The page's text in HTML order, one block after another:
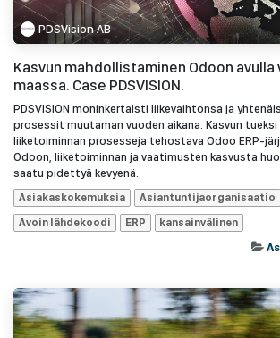
PDSVision AB
Kasvun mahdollistaminen Odoon avulla
maassa. Case PDSVISION.
PDSVISION moninkertaisti liikevaihtonsa ja
prosessit muutaman vuoden aikana. Kasvun
liiketoiminnan prosesseja tehostava Odoo ERP-
Odoon, liiketoiminnan ja vaatimusten kasvusta
saatu pidettyä kevyenä.
Asiakaskokemuksia
Asiantuntijaorganisaatio
Avoin lähdekoodi
ERP kansainvälinen